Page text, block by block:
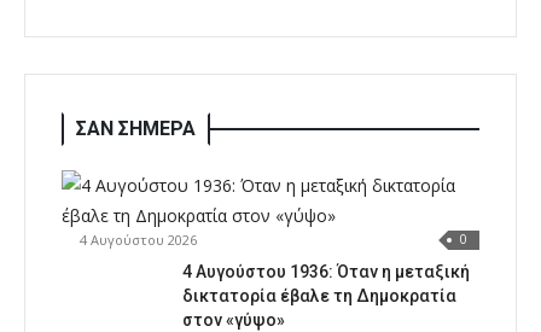
ΣΑΝ ΣΗΜΕΡΑ
4 Αυγούστου 2026 0
4 Αυγούστου 1936: Όταν η μεταξική
δικτατορία έβαλε τη Δημοκρατία
στον «γύψο»